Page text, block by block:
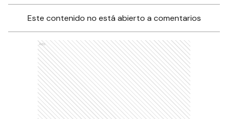
Este contenido no está abierto a comentarios
Ads